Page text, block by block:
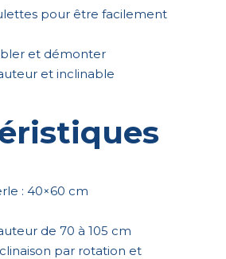
pour être facilement
et démonter
et inclinable
: 40×60 cm
de 70 à 105 cm
par rotation et